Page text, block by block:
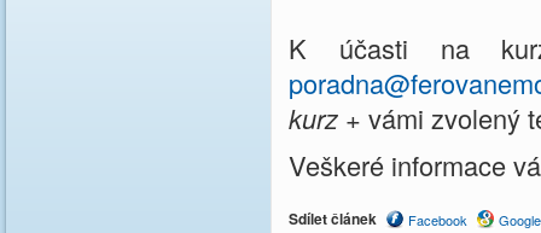
K účasti na
kurz + vámi zvolený
Veškeré informace
Sdílet článek Facebook Google